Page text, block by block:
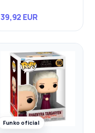
39,92 EUR
Funko oficial